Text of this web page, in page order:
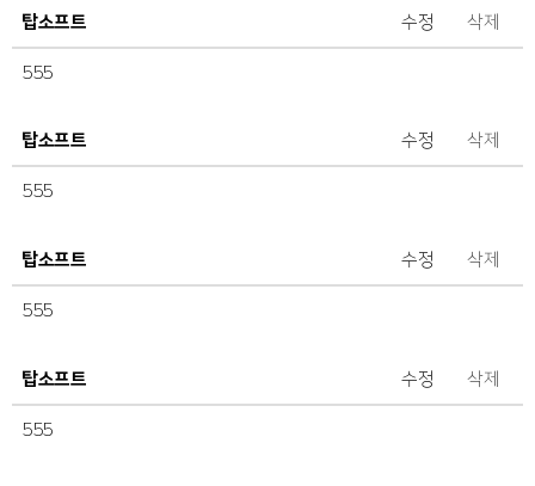
탑소프트 수정 삭제
555
탑소프트 수정 삭제
555
탑소프트 수정 삭제
555
탑소프트 수정 삭제
555